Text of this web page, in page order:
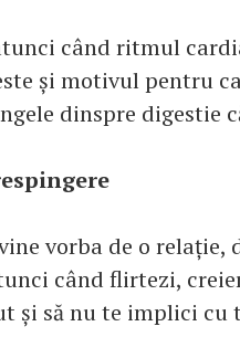
când ritmul
și motivul pentru
dinspre digestie
vorba de o relație,
când flirtezi,
și să nu te implici cu